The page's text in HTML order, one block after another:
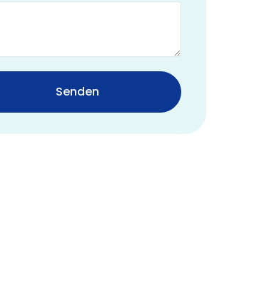
Senden